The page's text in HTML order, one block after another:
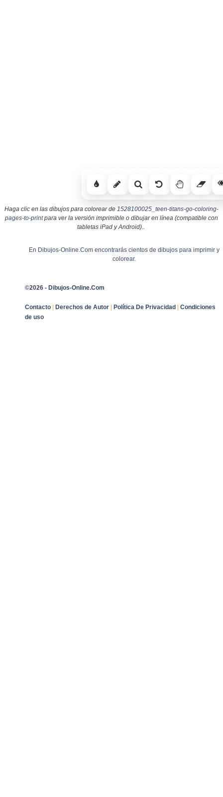
Haga clic en las dibujos para colorear de 1528100025_teen-titans-go-coloring-
pages-to-printpara ver la versión imprimible o dibujar en línea (compatible con
tabletas iPad y Android)..
En Dibujos-Online.Com encontrarás cientos de dibujos para imprimir y
colorear.
©2026 - Dibujos-Online.Com
Contacto Derechos de Autor Política De Privacidad
Condiciones
de uso